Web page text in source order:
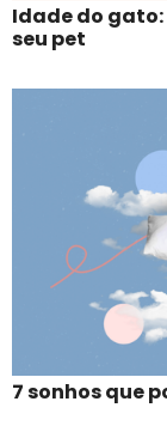
Idade do
seu pet
7 sonhos que